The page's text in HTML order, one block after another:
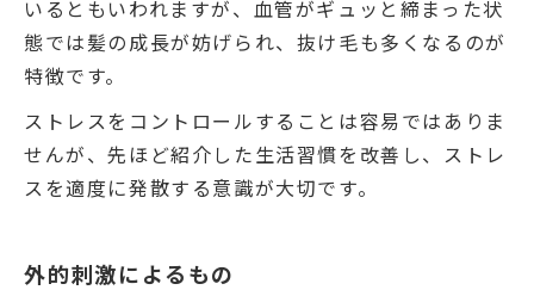
いるともいわれますが、血管がギュッと締まった状
態では髪の成長が妨げられ、抜け毛も多くなるのが
特徴です。
ストレスをコントロールすることは容易ではありま
せんが、先ほど紹介した生活習慣を改善し、ストレ
スを適度に発散する意識が大切です。
外的刺激によるもの